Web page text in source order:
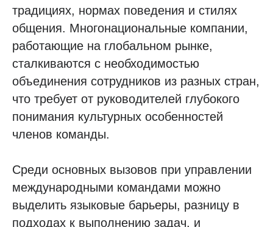
традициях, нормах поведения и стилях
общения. Многонациональные компании,
работающие на глобальном рынке,
сталкиваются с необходимостью
объединения сотрудников из разных стран,
что требует от руководителей глубокого
понимания культурных особенностей
членов команды.
Среди основных вызовов при управлении
международными командами можно
выделить языковые барьеры, разницу в
подходах к выполнению задач, и